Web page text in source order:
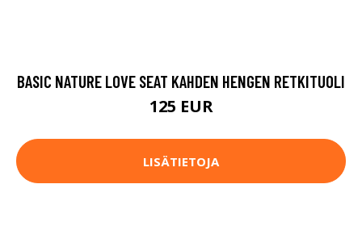
BASIC NATURE LOVE SEAT KAHDEN HENGEN RETKITUOLI
125 EUR
LISÄTIETOJA